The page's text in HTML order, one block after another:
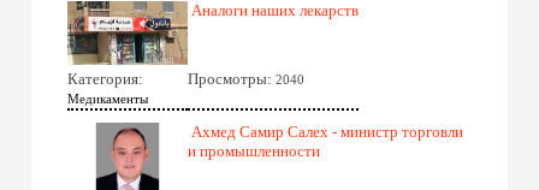
Аналоги наших лекарств
Категория:
Медикаменты
Просмотры: 2040
Ахмед Самир Салех - министр торговли
и промышленности